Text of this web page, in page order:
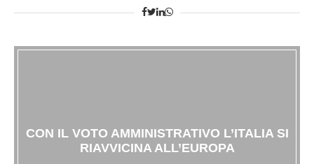
CON IL VOTO AMMINISTRATIVO L’ITALIA SI
RIAVVICINA ALL’EUROPA